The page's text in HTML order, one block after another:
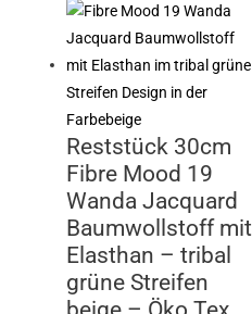
Reststück 30cm
Fibre Mood 19
Wanda Jacquard
Baumwollstoff mit
Elasthan – tribal
grüne Streifen